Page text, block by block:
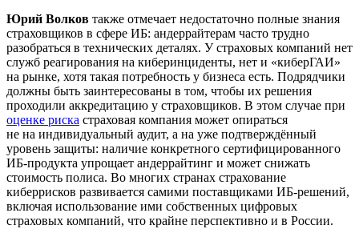
Юрий Волков также отмечает недостаточно полные знания
страховщиков в сфере ИБ: андеррайтерам часто трудно
разобраться в технических деталях. У страховых компаний нет
служб реагирования на киберинциденты, нет и «киберГАИ»
на рынке, хотя такая потребность у бизнеса есть. Подрядчики
должны быть заинтересованы в том, чтобы их решения
проходили аккредитацию у страховщиков. В этом случае при
оценке риска страховая компания может опираться
не на индивидуальный аудит, а на уже подтверждённый
уровень защиты: наличие конкретного сертифицированного
ИБ-продукта упрощает андеррайтинг и может снижать
стоимость полиса. Во многих странах страхование
киберрисков развивается самими поставщиками ИБ-решений,
включая использование ими собственных цифровых
страховых компаний, что крайне перспективно и в России.